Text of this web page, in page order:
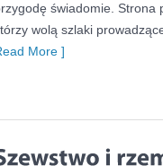
świadomie. Strona
wolą szlaki
More ]